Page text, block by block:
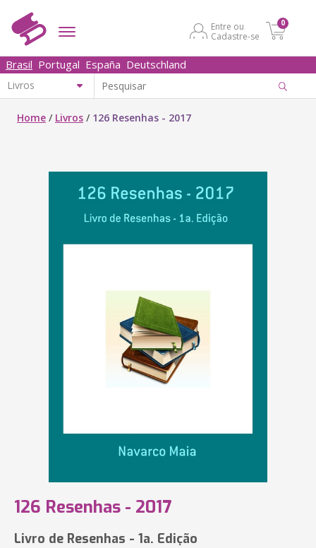
Entre ou
Cadastre-se
0
Brasil Portugal España Deutschland
Home / Livros / 126 Resenhas - 2017
126 Resenhas - 2017
Livro de Resenhas - 1a. Edição